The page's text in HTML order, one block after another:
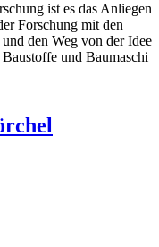
ist es das Anliegen
Forschung mit den
den Weg von der Idee
und Baumaschi